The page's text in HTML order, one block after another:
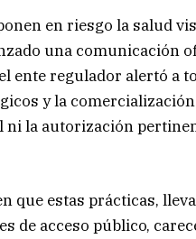
en riesgo la salud
una comunicación
ente regulador alertó a
y la
la autorización
que estas prácticas,
de acceso público,